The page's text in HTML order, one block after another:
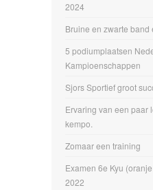
2024
Bruine en zwarte band
5 podiumplaatsen
Kampioenschappen
Sjors Sportief groot
Ervaring van een paar
kempo.
Zomaar een training
Examen 6e Kyu
2022